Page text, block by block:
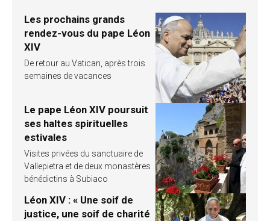
Les prochains grands
rendez-vous du pape Léon
XIV
De retour au Vatican, après trois
semaines de vacances
Le pape Léon XIV poursuit
ses haltes spirituelles
estivales
Visites privées du sanctuaire de
Vallepietra et de deux monastères
bénédictins à Subiaco
Léon XIV : « Une soif de
justice, une soif de charité